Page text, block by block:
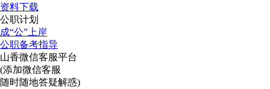
资料下载
公职计划
成“公”上岸
公职备考指导
山香微信客服平台
(添加微信客服
随时随地答疑解惑)